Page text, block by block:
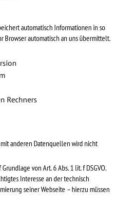
automatisch Informationen in so
Browser automatisch an uns übermittelt.
Rechners
anderen Datenquellen wird nicht
von Art. 6 Abs. 1 lit. f DSGVO.
Interesse an der technisch
seiner Webseite – hierzu müssen